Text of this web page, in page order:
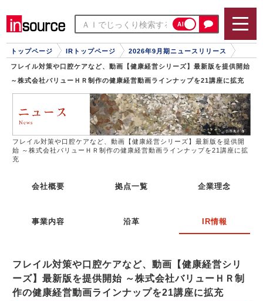
AI
トップページ IRトップページ 2026年9月期ニュースリリース
フレイル対策や口腔ケアなど、動画【健康経営シリーズ】最新版を提供開始
～株式会社バリューＨＲ制作の健康経営動画ラインナップを21講座に拡充
フレイル対策や口腔ケアなど、動画【健康経営シリーズ】最新版を提供開
始 ～株式会社バリューＨＲ制作の健康経営動画ラインナップを21講座に拡
充
会社概要 拠点一覧 企業理念
事業内容 沿革 IR情報
フレイル対策や口腔ケアなど、動画【健康経営シリ
ーズ】最新版を提供開始 ～株式会社バリューＨＲ制
作の健康経営動画ラインナップを21講座に拡充